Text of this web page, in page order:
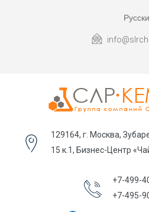
129164, г. Москва,
15 к.1, Бизнес-Центр
+7-499-
+7-495-